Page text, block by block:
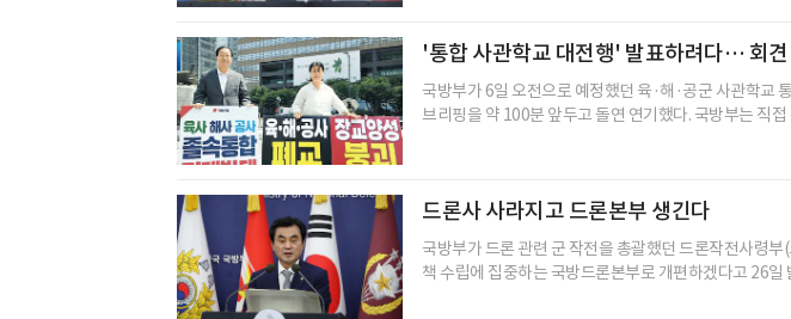
'통합 사관학교 대전행' 발표하려다… 회견
국방부가 6일 오전으로 예정했던 육·해·공군 사관학교
브리핑을 약 100분 앞두고 돌연 연기했다. 국방부는 직접
드론사 사라지고 드론본부 생긴다
국방부가 드론 관련 군 작전을 총괄했던 드론작전사령부
책 수립에 집중하는 국방드론본부로 개편하겠다고 26일